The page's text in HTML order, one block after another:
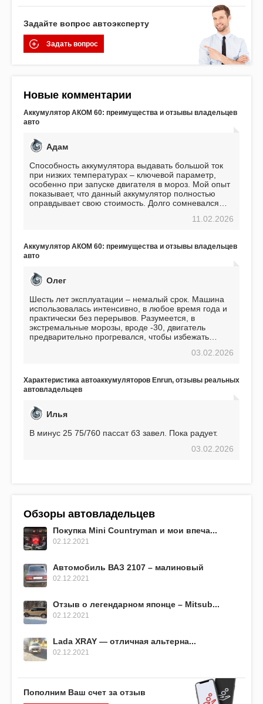
Задайте вопрос автоэксперту
Задать вопрос
Новые комментарии
Аккумулятор АКОМ 60: преимущества и отзывы владельцев
авто
Адам
Способность аккумулятора выдавать большой ток
при низких температурах – ключевой параметр,
особенно при запуске двигателя в мороз. Мой опыт
показывает, что данный аккумулятор полностью
оправдывает свою стоимость. Долго сомневался
пожалел. Считаю, что это отличное вложение,11.02.2026
Аккумулятор АКОМ 60: преимущества и отзывы владельцев
авто
Олег
Шесть лет эксплуатации – немалый срок. Машина
использовалась интенсивно, в любое время года и
практически без перерывов. Разумеется, в
экстремальные морозы, вроде -30, двигатель
предварительно прогревался, чтобы избежать
использования не было ни единой поломки,
EFB 75. Судя по характеристикам, он даже
превосходит предыдущую модель.
03.02.2026
Характеристика автоаккумуляторов Enrun, отзывы реальных
автовладельцев
Илья
В минус 25 75/760 пассат б3 завел. Пока радует.
03.02.2026
Обзоры автовладельцев
Покупка Mini Countryman и мои впеча...
02.12.2021
Автомобиль ВАЗ 2107 – малиновый
02.12.2021
Отзыв о легендарном японце – Mitsub...
02.12.2021
Lada XRAY — отличная альтерна...
02.12.2021
Пополним Ваш счет за отзыв